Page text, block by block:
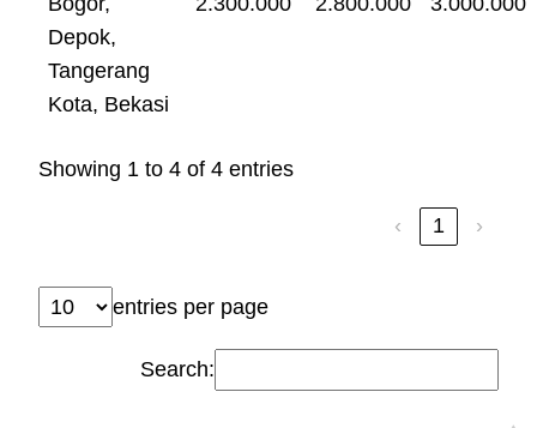
Depok,
Tangerang
Kota, Bekasi
Showing 1 to 4 of 4 entries
‹ 1 ›
entries per page
Search: